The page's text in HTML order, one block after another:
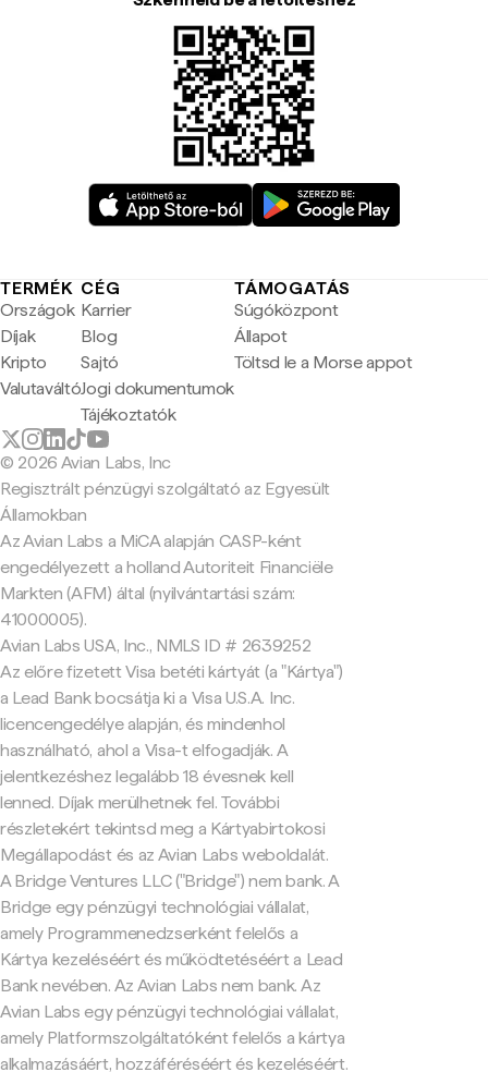
TERMÉK
Országok
Díjak
Kripto
Valutaváltó
CÉG
Karrier
Blog
Sajtó
Jogi dokumentumok
Tájékoztatók
TÁMOGATÁS
Súgóközpont
Állapot
Töltsd le a Morse appot
© 2026 Avian Labs, Inc
Regisztrált pénzügyi szolgáltató az Egyesült
Államokban
Az Avian Labs a MiCA alapján CASP-ként
engedélyezett a holland Autoriteit Financiële
Markten (AFM) által (nyilvántartási szám:
41000005).
Avian Labs USA, Inc., NMLS ID # 2639252
Az előre fizetett Visa betéti kártyát (a "Kártya")
a Lead Bank bocsátja ki a Visa U.S.A. Inc.
licencengedélye alapján, és mindenhol
használható, ahol a Visa-t elfogadják. A
jelentkezéshez legalább 18 évesnek kell
lenned. Díjak merülhetnek fel. További
részletekért tekintsd meg a Kártyabirtokosi
Megállapodást és az Avian Labs weboldalát.
A Bridge Ventures LLC ("Bridge") nem bank. A
Bridge egy pénzügyi technológiai vállalat,
amely Programmenedzserként felelős a
Kártya kezeléséért és működtetéséért a Lead
Bank nevében. Az Avian Labs nem bank. Az
Avian Labs egy pénzügyi technológiai vállalat,
amely Platformszolgáltatóként felelős a kártya
alkalmazásáért, hozzáféréséért és kezeléséért.